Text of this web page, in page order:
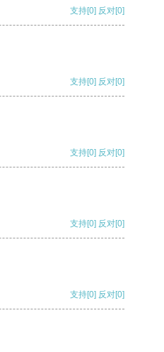
支持[0] 反对[0]
支持[0] 反对[0]
支持[0] 反对[0]
支持[0] 反对[0]
支持[0] 反对[0]